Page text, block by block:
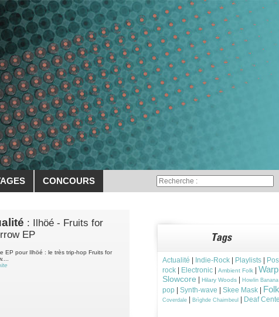
CONCOURS
: Ilhöé - Fruits for
EP
EP pour Ilhöé : le très trip-hop Fruits for
Actualité Indie-Rock Playlists
rock
Electronic Ambient Folk Warp
Slowcore Hilary Woods Howlin
pop
Synth-wave Skee Mask Folk
Coverdale
Brìghde Chaimbeul Deaf